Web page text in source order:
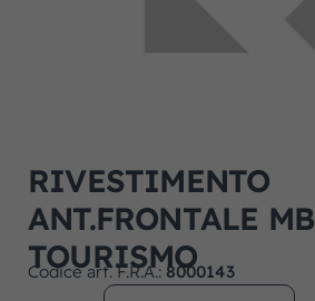
RIVESTIMENTO
ANT.FRONTALE MB
TOURISMO
Codice art. F.R.A.: 8000143